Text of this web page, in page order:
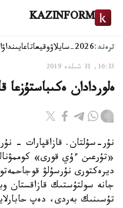
KAZINFORM
ترەند:2026-سايلاۋ وقيعاتاعايىنداۋ
16:33, 31 شىلدە 2019
ەلوردادان
نۇر-سۇلتان. قازاقپارات -
«تۇرعىن ءۇي قورى»
ديرەكتورى نۇرسۇلۋ
جانە سولتۇستىك قازاقستان
تۇسىنىك بەردى، دەپ